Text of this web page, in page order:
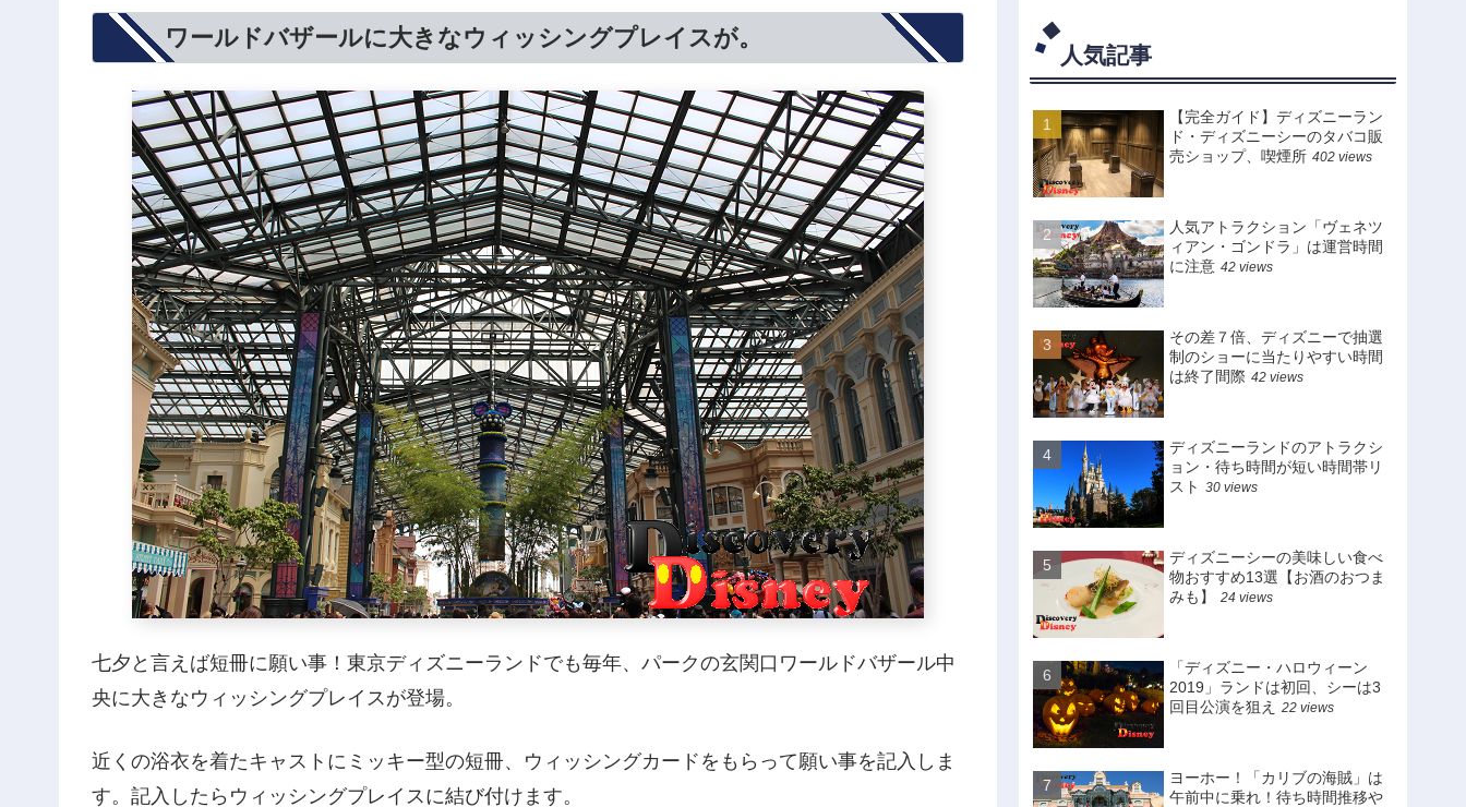
ワールドバザールに大きなウィッシングプレイスが。
七夕と言えば短冊に願い事！東京ディズニーランドでも毎年、パークの玄関口ワールドバザール中
央に大きなウィッシングプレイスが登場。
近くの浴衣を着たキャストにミッキー型の短冊、ウィッシングカードをもらって願い事を記入しま
す。記入したらウィッシングプレイスに結び付けます。
人気記事
【完全ガイド】ディズニーラン
ド・ディズニーシーのタバコ販
売ショップ、喫煙所 402 views
人気アトラクション「ヴェネツ
ィアン・ゴンドラ」は運営時間
に注意 42 views
その差７倍、ディズニーで抽選
制のショーに当たりやすい時間
は終了間際 42 views
ディズニーランドのアトラクシ
ョン・待ち時間が短い時間帯リ
スト
30 views
ディズニーシーの美味しい食べ
物おすすめ13選【お酒のおつま
みも】
24 views
「ディズニー・ハロウィーン
2019」ランドは初回、シーは3
回目公演を狙え
22 views
ヨーホー！「カリブの海賊」は
午前中に乗れ！待ち時間推移や